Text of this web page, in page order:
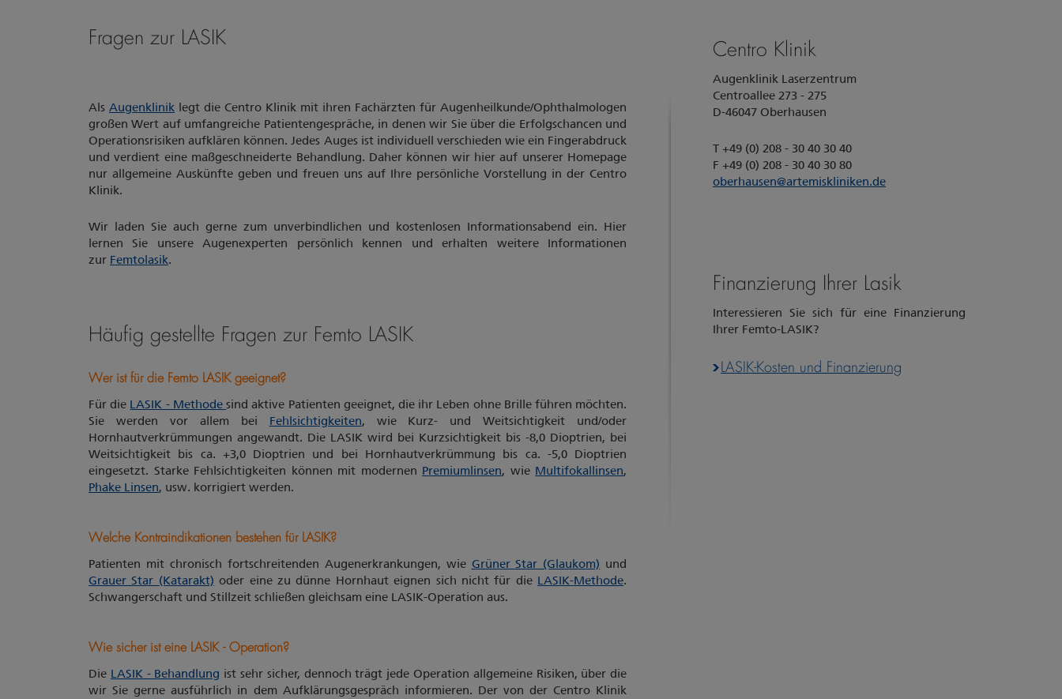
Fragen zur LASIK
AlsAugenklinik legt die Centro Klinik mit ihren Fachärzten für Augenheilkunde/Ophthalmologen
großen Wert auf umfangreiche Patientengespräche, in denen wir Sie über die Erfolgschancen und
Operationsrisiken aufklären können. Jedes Auges ist individuell verschieden wie ein Fingerabdruck
und verdient eine maßgeschneiderte Behandlung. Daher können wir hier auf unserer Homepage
nur allgemeine Auskünfte geben und freuen uns auf Ihre persönliche Vorstellung in der Centro
Klinik.
Wir laden Sie auch gerne zum unverbindlichen und kostenlosen Informationsabend ein. Hier
lernen Sie unsere Augenexperten persönlich kennen und erhalten weitere Informationen
zur Femtolasik.
Häufig gestellte Fragen zur Femto LASIK
Wer ist für die Femto LASIK geeignet?
Für die LASIK - Methodesind aktive Patienten geeignet, die ihr Leben ohne Brille führen möchten.
Sie werden vor allem bei Fehlsichtigkeiten, wie Kurz- und Weitsichtigkeit und/oder
Hornhautverkrümmungen angewandt. Die LASIK wird bei Kurzsichtigkeit bis -8,0 Dioptrien, bei
Weitsichtigkeit bis ca. +3,0 Dioptrien und bei Hornhautverkrümmung bis ca. -5,0 Dioptrien
eingesetzt. Starke Fehlsichtigkeiten können mit modernen Premiumlinsen, wie Multifokallinsen,
Phake Linsen, usw. korrigiert werden.
Welche Kontraindikationen bestehen für LASIK?
Patienten mit chronisch fortschreitenden Augenerkrankungen, wie Grüner Star (Glaukom) und
Grauer Star (Katarakt) oder eine zu dünne Hornhaut eignen sich nicht für die LASIK-Methode.
Schwangerschaft und Stillzeit schließen gleichsam eine LASIK-Operation aus.
Wie sicher ist eine LASIK - Operation?
Die LASIK - Behandlung ist sehr sicher, dennoch trägt jede Operation allgemeine Risiken, über die
wir Sie gerne ausführlich in dem Aufklärungsgespräch informieren. Der von der Centro Klinik
Centro Klinik
Augenklinik Laserzentrum
Centroallee 273 - 275
D-46047 Oberhausen
T +49 (0) 208 - 30 40 30 40
F +49 (0) 208 - 30 40 30 80
oberhausen@artemiskliniken.de
Finanzierung Ihrer Lasik
Interessieren Sie sich für eine Finanzierung
Ihrer Femto-LASIK?
LASIK-Kosten und Finanzierung